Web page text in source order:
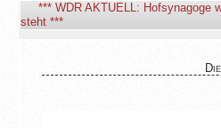
*** WDR AKTUELL: Hofsynagoge
steht ***